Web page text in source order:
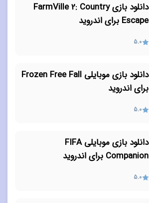
دانلود بازی FarmVille 2: Country
Escape برای اندروید
5.0
دانلود بازی موبایلی Frozen Free Fall
برای اندروید
5.0
دانلود بازی موبایلی FIFA
Companion برای اندروید
5.0